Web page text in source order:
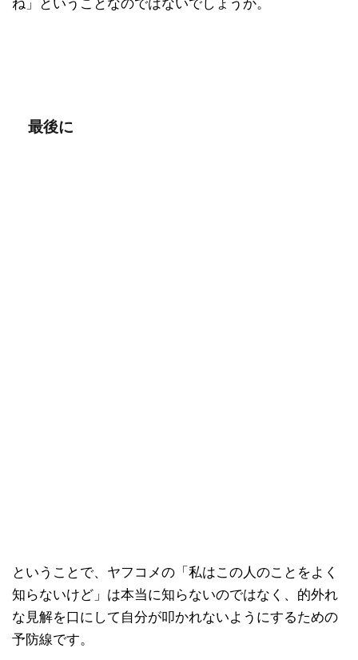
ね」ということなのではないでしょうか。
最後に
ということで、ヤフコメの「私はこの人のことをよく
知らないけど」は本当に知らないのではなく、的外れ
な見解を口にして自分が叩かれないようにするための
予防線です。